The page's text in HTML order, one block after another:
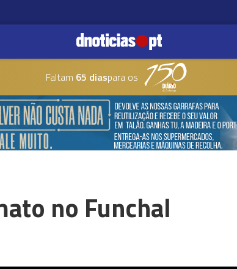
Faltam 65 diaspara os
no Funchal